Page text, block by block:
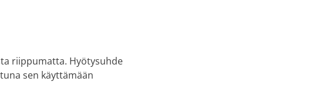
riippumatta. Hyötysuhde
sen käyttämään